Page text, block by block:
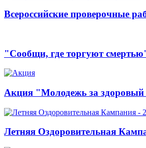
Всероссийские проверочные
"Сообщи, где торгуют
Акция "Молодежь за здоровый
Летняя Оздоровительная